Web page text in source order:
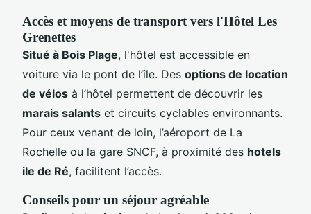
Accès et moyens de transport vers l'Hôtel Les
Grenettes
Situé à Bois Plage, l'hôtel est accessible en
voiture via le pont de l’île. Des options de location
de vélos à l’hôtel permettent de découvrir les
marais salants et circuits cyclables environnants.
Pour ceux venant de loin, l’aéroport de La
Rochelle ou la gare SNCF, à proximité des hotels
ile de Ré, facilitent l’accès.
Conseils pour un séjour agréable